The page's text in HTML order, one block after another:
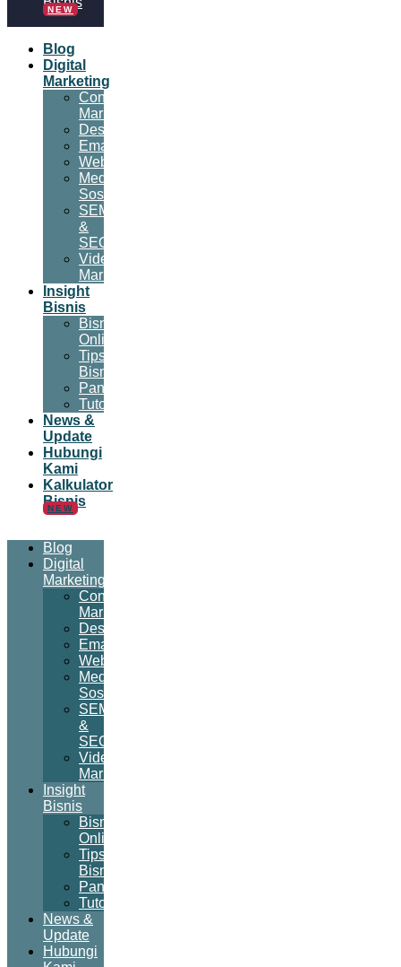
NEW
Blog
Digital
Marketing
Content
Marketing
Desain
Email
Website
Media
Sosial
SEM
&
SEO
Video
Marketing
Insight
Bisnis
Bisnis
Online
Tips
Bisnis
Panduan
Tutorial
News &
Update
Hubungi
Kami
Kalkulator
Bisnis
NEW
Blog
Digital
Marketing
Content
Marketing
Desain
Email
Website
Media
Sosial
SEM
&
SEO
Video
Marketing
Insight
Bisnis
Bisnis
Online
Tips
Bisnis
Panduan
Tutorial
News &
Update
Hubungi